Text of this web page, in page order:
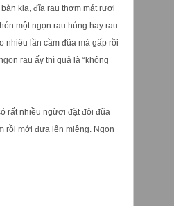
kia, đĩa rau thơm mát rượi
một ngọn rau húng hay rau
nhiêu lần cầm đũa mà gấp rồi
rau ấy thì quả là “không
rất nhiều ngừơi đặt đôi đũa
rồi mới đưa lên miệng. Ngon